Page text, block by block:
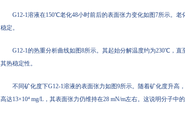
G12-1溶液在150℃老化48小时前后的表面张力变化如图7所示。
稳定。
G12-1的热重分析曲线如图8所示。其起始分解温度约为230℃，
其热稳定性。
不同矿化度下G12-1溶液的表面张力如图9所示。随着矿化度升高
高达13×10⁴ mg/L，其表面张力仍维持在28 mN/m左右。这说明分子中